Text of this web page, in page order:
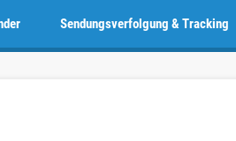
Sendungsverfolgung & Tracking